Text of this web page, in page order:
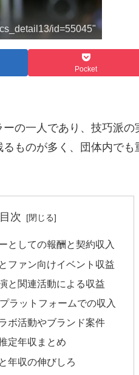
id=55045"
Pocket
の一人であり、技巧派
ものが多く、団体内で
目次
としての報酬と契約収入
ファン向けイベント収益
と関連活動による収益
ラットフォームでの収入
ボ活動やブランド案件
定年収まとめ
年収の伸びしろ